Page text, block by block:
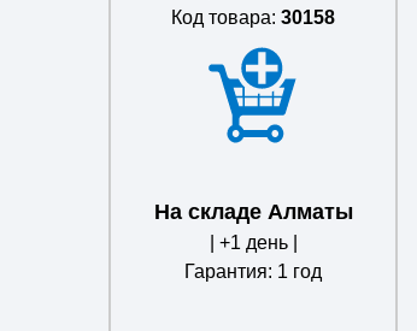
Код товара: 30158
На складе Алматы
| +1 день |
Гарантия: 1 год